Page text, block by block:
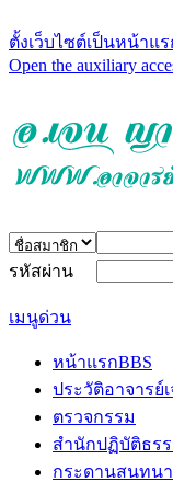
ตั้งเว็บไซต์เป็นหน้าแร
Open the auxiliary
รหัสผ่าน
เมนูด่วน
หน้าแรกBBS
ประวัติอาจารย์
ตรวจกรรม
สำนักปฏิบัติธร
กระดานสนทนา